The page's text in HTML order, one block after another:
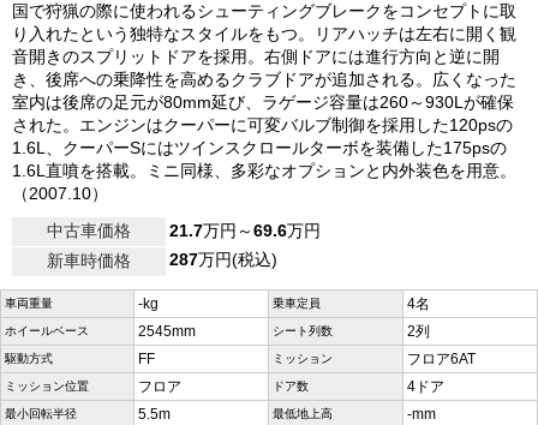
国で狩猟の際に使われるシューティングブレークをコンセプトに取
り入れたという独特なスタイルをもつ。リアハッチは左右に開く観
音開きのスプリットドアを採用。右側ドアには進行方向と逆に開
き、後席への乗降性を高めるクラブドアが追加される。広くなった
室内は後席の足元が80mm延び、ラゲージ容量は260～930Lが確保
された。エンジンはクーパーに可変バルブ制御を採用した120psの
1.6L、クーパーSにはツインスクロールターボを装備した175psの
1.6L直噴を搭載。ミニ同様、多彩なオプションと内外装色を用意。
（2007.10）
中古車価格
21.7万円～69.6万円
新車時価格
287万円(税込)
車両重量 -kg 乗車定員 4名
ホイールベース 2545mm シート列数 2列
駆動方式 FF ミッション フロア6AT
ミッション位置 フロア ドア数 4ドア
最小回転半径 5.5m 最低地上高 -mm